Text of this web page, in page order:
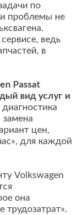
по
проблемы не
ведь
в
Passat
вид услуг и
диагностика
замена
цен,
для каждой
Volkswagen
она
трудозатрат».